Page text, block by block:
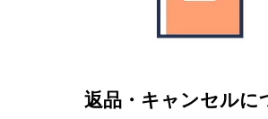
返品・キャンセルに